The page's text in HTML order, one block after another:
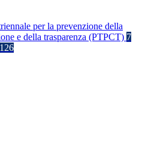
per la prevenzione della
e della trasparenza (PTPCT) 7
126